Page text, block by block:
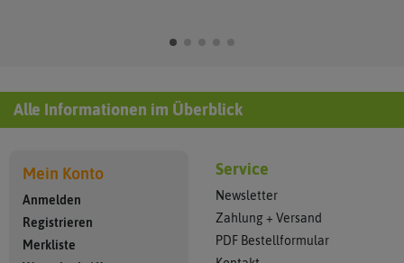
Alle Informationen im Überblick
Mein Konto
Anmelden
Registrieren
Merkliste
Service
Newsletter
Zahlung + Versand
PDF Bestellformular